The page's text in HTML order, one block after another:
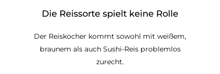
Die Reissorte spielt keine Rolle
Der Reiskocher kommt sowohl mit weißem,
braunem als auch Sushi-Reis problemlos
zurecht.